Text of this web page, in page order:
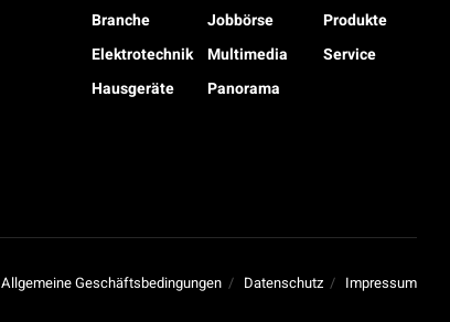
Branche
Elektrotechnik
Hausgeräte
Jobbörse
Multimedia
Panorama
Produkte
Service
Allgemeine Geschäftsbedingungen Datenschutz Impressum